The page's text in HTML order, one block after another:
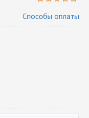
Способы оплаты